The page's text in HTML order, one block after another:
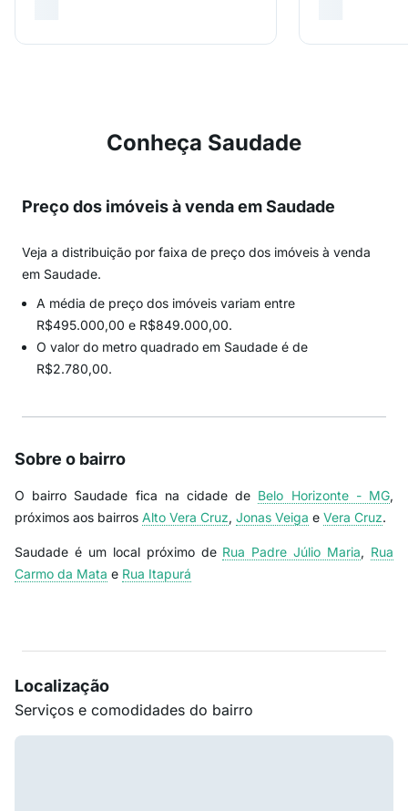
Conheça Saudade
Preço dos imóveis à venda em Saudade
Veja a distribuição por faixa de preço dos imóveis à venda
em Saudade.
A média de preço dos imóveis variam entre
R$495.000,00 e R$849.000,00.
O valor do metro quadrado em Saudade é de
R$2.780,00.
Sobre o bairro
O bairro Saudade fica na cidade de Belo Horizonte - MG,
próximos aos bairros Alto Vera Cruz, Jonas Veiga e Vera Cruz.
Saudade é um local próximo de Rua Padre Júlio Maria, Rua
Carmo da Mata e Rua Itapurá
Localização
Serviços e comodidades do bairro